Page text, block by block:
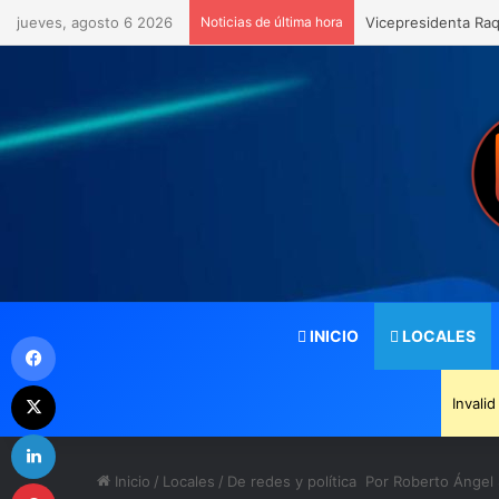
jueves, agosto 6 2026 Noticias de última hora Vicepresidenta
INICIO LOCALES
Inicio / Locales / De redes y política Por Roberto Ángel
LinkedIn
Pinterest